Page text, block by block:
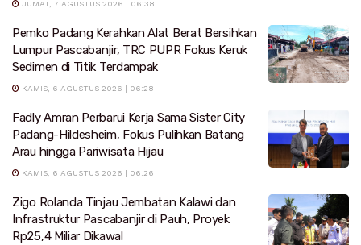
JUMAT, 7 AGUSTUS 2026 | 06:38
Pemko Padang Kerahkan Alat Berat Bersihkan
Lumpur Pascabanjir, TRC PUPR Fokus Keruk
Sedimen di Titik Terdampak
KAMIS, 6 AGUSTUS 2026 | 06:28
Fadly Amran Perbarui Kerja Sama Sister City
Padang-Hildesheim, Fokus Pulihkan Batang
Arau hingga Pariwisata Hijau
KAMIS, 6 AGUSTUS 2026 | 06:26
Zigo Rolanda Tinjau Jembatan Kalawi dan
Infrastruktur Pascabanjir di Pauh, Proyek
Rp25,4 Miliar Dikawal